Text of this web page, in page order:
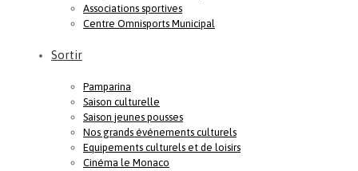
Associations sportives
Centre Omnisports Municipal
Sortir
Pamparina
Saison culturelle
Saison jeunes pousses
Nos grands événements culturels
Equipements culturels et de loisirs
Cinéma le Monaco